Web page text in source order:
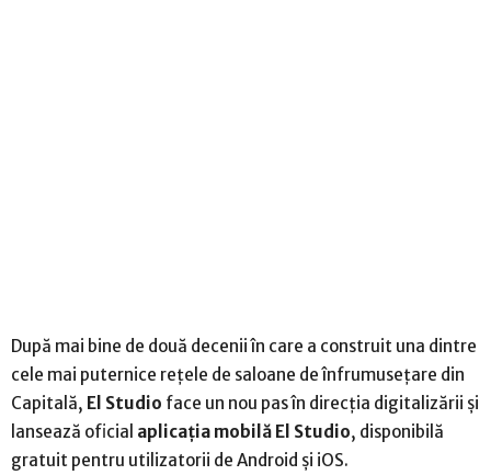
După mai bine de două decenii în care a construit una dintre
cele mai puternice rețele de saloane de înfrumusețare din
Capitală, El Studio face un nou pas în direcția digitalizării și
lansează oficial aplicația mobilă El Studio, disponibilă
gratuit pentru utilizatorii de Android și iOS.